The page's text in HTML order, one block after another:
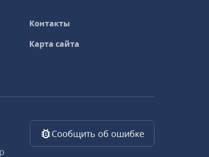
Контакты
Карта сайта
Сообщить об ошибке